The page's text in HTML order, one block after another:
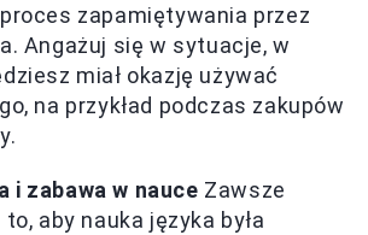
zapamiętywania przez
Angażuj się w sytuacje, w
miał okazję używać
na przykład podczas zakupów
i zabawa w nauce Zawsze
aby nauka języka była